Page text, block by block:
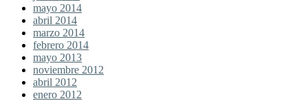
mayo 2014
abril 2014
marzo 2014
febrero 2014
mayo 2013
noviembre 2012
abril 2012
enero 2012